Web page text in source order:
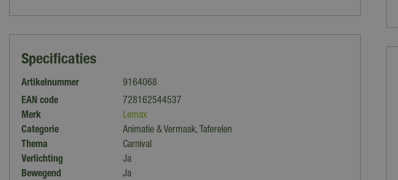
Specificaties
Artikelnummer
9164068
EAN code
728162544537
Merk
Lemax
Categorie
Animatie & Vermaak, Taferelen
Thema
Carnival
Verlichting
Ja
Bewegend
Ja